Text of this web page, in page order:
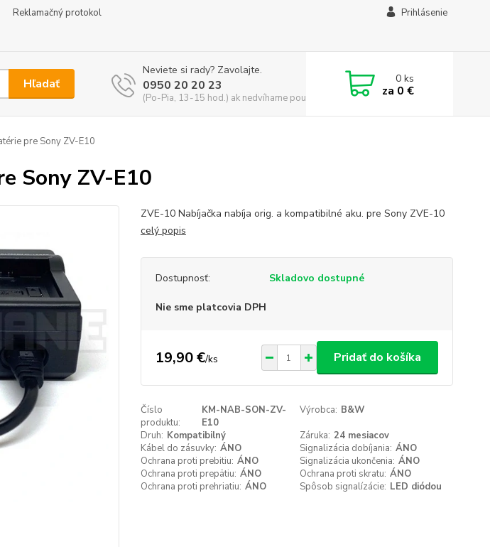
Reklamačný protokol
Prihlásenie
Hľadať
Neviete si rady? Zavolajte.
0950 20 20 23
(Po-Pia, 13-15 hod.) ak nedvíhame použite CHATBOX
0ks
za 0 €
pre Sony ZV-E10
Sony ZV-E10
ZVE-10 Nabíjačka nabíja orig. a kompatibilné aku. pre Sony ZVE-10
celý popis
Dostupnosť: Skladovo dostupné
Nie sme platcovia DPH
19,90 €/ks Pridať do košíka
Číslo
produktu:
KM-NAB-SON-ZV-
E10
Výrobca: B&W
Druh: Kompatibilný Záruka: 24 mesiacov
Kábel do zásuvky: ÁNO Signalizácia dobíjania: ÁNO
Ochrana proti prebitiu: ÁNO Signalizácia ukončenia: ÁNO
Ochrana proti prepätiu: ÁNO Ochrana proti skratu: ÁNO
Ochrana proti prehriatiu: ÁNO Spôsob signalízácie: LED diódou